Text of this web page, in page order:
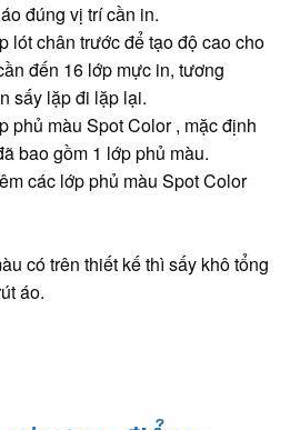
đúng vị trí cần in.
lót chân trước để tạo độ cao cho
đến 16 lớp mực in, tương
sấy lặp đi lặp lại.
phủ màu Spot Color , mặc định
bao gồm 1 lớp phủ màu.
các lớp phủ màu Spot Color
có trên thiết kế thì sấy khô tổng
áo.